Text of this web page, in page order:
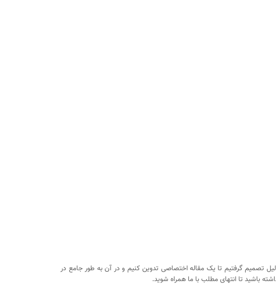
تصمیم گرفتیم تا یک مقاله اختصاصی تدوین کنیم و در آن به طور جامع در
باشید تا انتهای مطلب با ما همراه شوید.